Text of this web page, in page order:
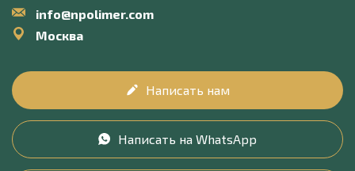
info@npolimer.com
Москва
Написать нам
Написать на WhatsApp